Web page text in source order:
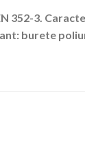
352-3.
burete